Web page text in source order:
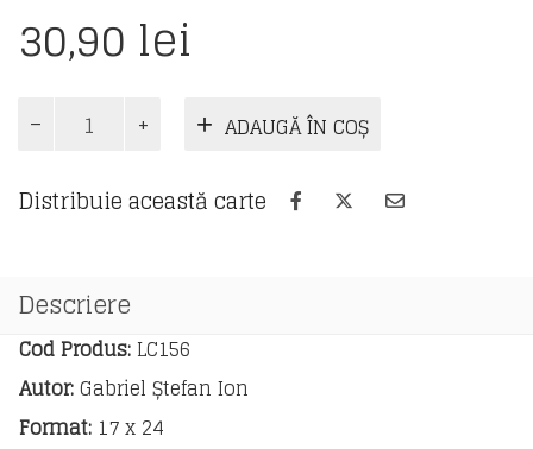
30,90 lei
Cantitate
Logică.
de
pregătire
ADAUGĂ ÎN COȘ
Distribuie această carte
Descriere
Cod Produs: LC156
Autor:Gabriel Ștefan Ion
Format: 17 x 24